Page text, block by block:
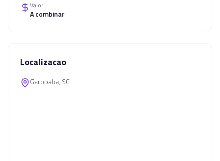
Valor
A combinar
Localizacao
Garopaba, SC